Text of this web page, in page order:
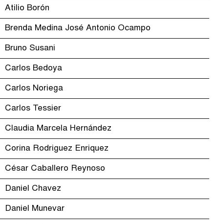
Atilio Borón
Brenda Medina José Antonio Ocampo
Bruno Susani
Carlos Bedoya
Carlos Noriega
Carlos Tessier
Claudia Marcela Hernández
Corina Rodriguez Enriquez
César Caballero Reynoso
Daniel Chavez
Daniel Munevar